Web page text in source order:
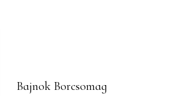
Bajnok Borcsomag